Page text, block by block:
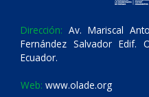
Dirección: Av. Mariscal
Fernández Salvador
Ecuador.
Web: www.olade.org